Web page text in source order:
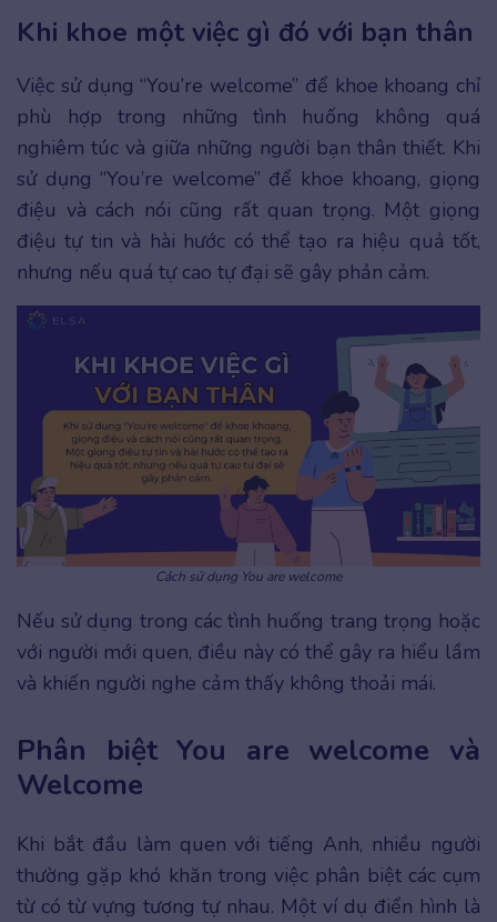
Khi khoe một việc gì đó với bạn thân
Việc sử dụng “You’re welcome” để khoe khoang chỉ
phù hợp trong những tình huống không quá
nghiêm túc và giữa những người bạn thân thiết. Khi
sử dụng “You’re welcome” để khoe khoang, giọng
điệu và cách nói cũng rất quan trọng. Một giọng
điệu tự tin và hài hước có thể tạo ra hiệu quả tốt,
nhưng nếu quá tự cao tự đại sẽ gây phản cảm.
Cách sử dụng You are welcome
Nếu sử dụng trong các tình huống trang trọng hoặc
với người mới quen, điều này có thể gây ra hiểu lầm
và khiến người nghe cảm thấy không thoải mái.
Phân biệt You are welcome và
Welcome
Khi bắt đầu làm quen với tiếng Anh, nhiều người
thường gặp khó khăn trong việc phân biệt các cụm
từ có từ vựng tương tự nhau. Một ví dụ điển hình là